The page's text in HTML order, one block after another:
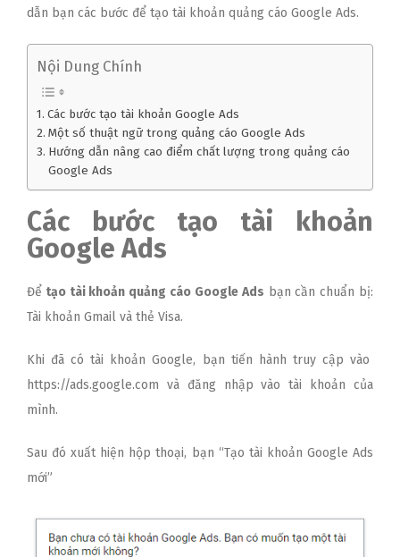
dẫn bạn các bước để tạo tài khoản quảng cáo Google Ads.
Nội Dung Chính
Các bước tạo tài khoản Google Ads
Một số thuật ngữ trong quảng cáo Google Ads
Hướng dẫn nâng cao điểm chất lượng trong quảng cáo
Google Ads
Các bước tạo tài khoản
Google Ads
Để tạo tài khoản quảng cáo Google Ads bạn cần chuẩn bị:
Tài khoản Gmail và thẻ Visa.
Khi đã có tài khoản Google, bạn tiến hành truy cập vào
https://ads.google.com và đăng nhập vào tài khoản của
mình.
Sau đó xuất hiện hộp thoại, bạn “Tạo tài khoản Google Ads
mới”